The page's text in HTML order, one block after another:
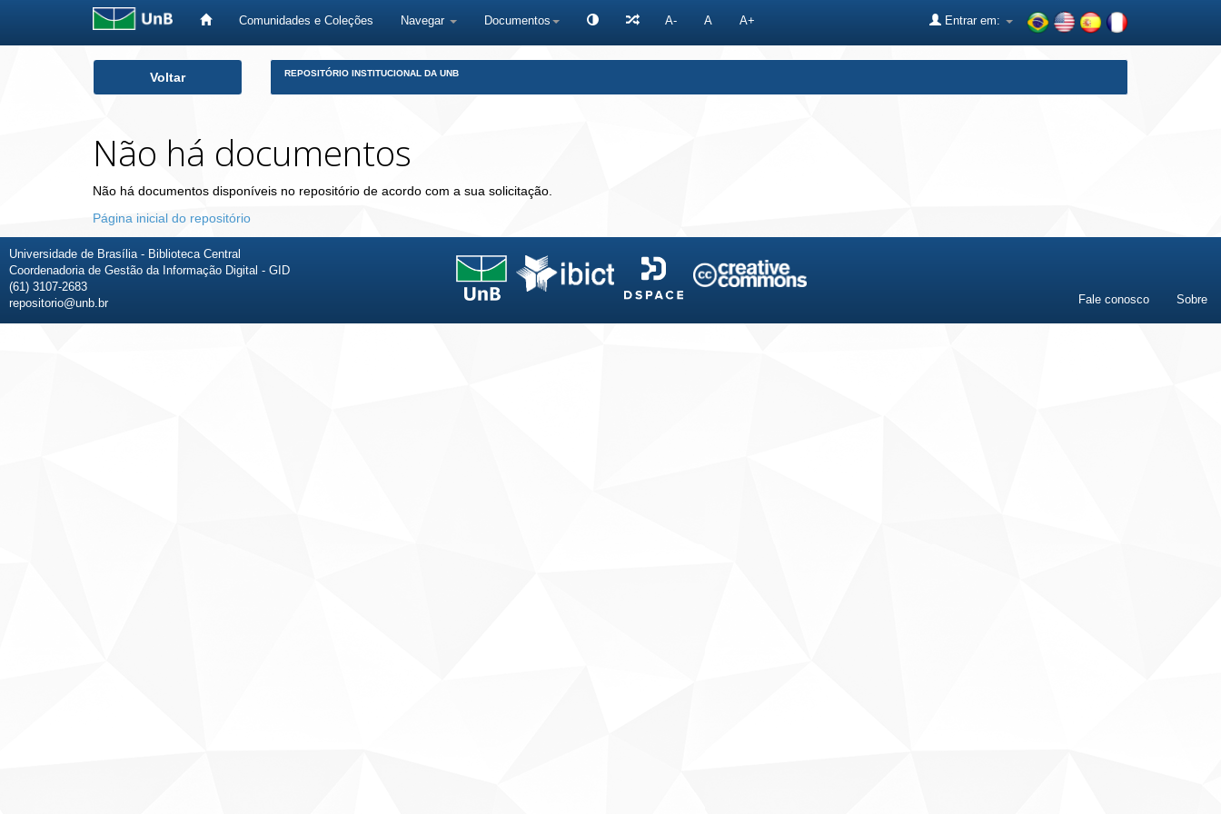
Comunidades e Coleções Navegar Documentos A- A A+ Entrar em:
Voltar REPOSITÓRIO INSTITUCIONAL DA UNB
Não há documentos
Não há documentos disponíveis no repositório de acordo com a sua solicitação.
Página inicial do repositório
Universidade de Brasília - Biblioteca Central
Coordenadoria de Gestão da Informação Digital - GID
(61) 3107-2683
repositorio@unb.br
Fale conosco Sobre